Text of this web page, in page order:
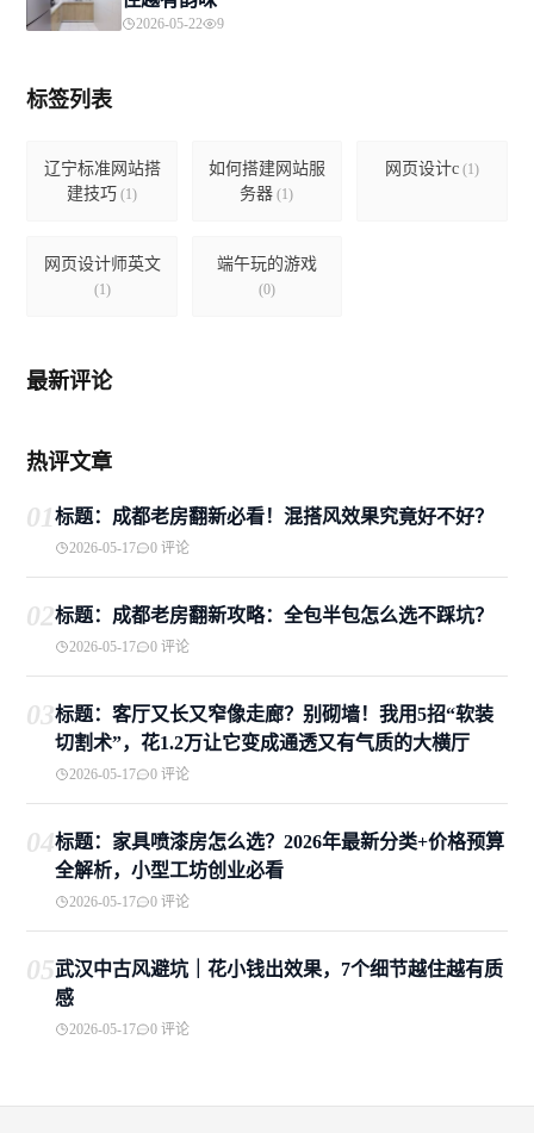
2026-05-22 9
标签列表
辽宁标准网站搭
建技巧 (1)
如何搭建网站服
务器 (1)
网页设计c(1)
网页设计师英文
(1)
端午玩的游戏
(0)
最新评论
热评文章
01标题：成都老房翻新必看！混搭风效果究竟好不好？
2026-05-17 0 评论
02标题：成都老房翻新攻略：全包半包怎么选不踩坑？
2026-05-17 0 评论
03标题：客厅又长又窄像走廊？别砌墙！我用5招“软装
切割术”，花1.2万让它变成通透又有气质的大横厅
2026-05-17 0 评论
04标题：家具喷漆房怎么选？2026年最新分类+价格预算
全解析，小型工坊创业必看
2026-05-17 0 评论
05武汉中古风避坑｜花小钱出效果，7个细节越住越有质
感
2026-05-17 0 评论